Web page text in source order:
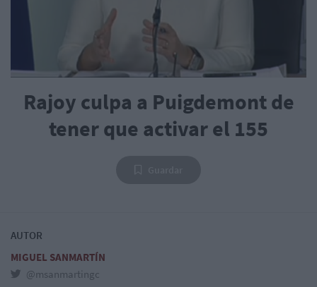
Rajoy culpa a Puigdemont de
tener que activar el 155
AUTOR
MIGUEL SANMARTÍN
@msanmartingc